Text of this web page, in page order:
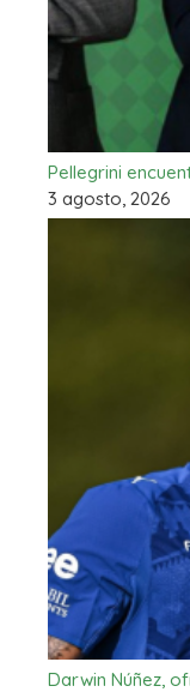
Pellegrini
3 agosto, 2026
Darwin Núñez,